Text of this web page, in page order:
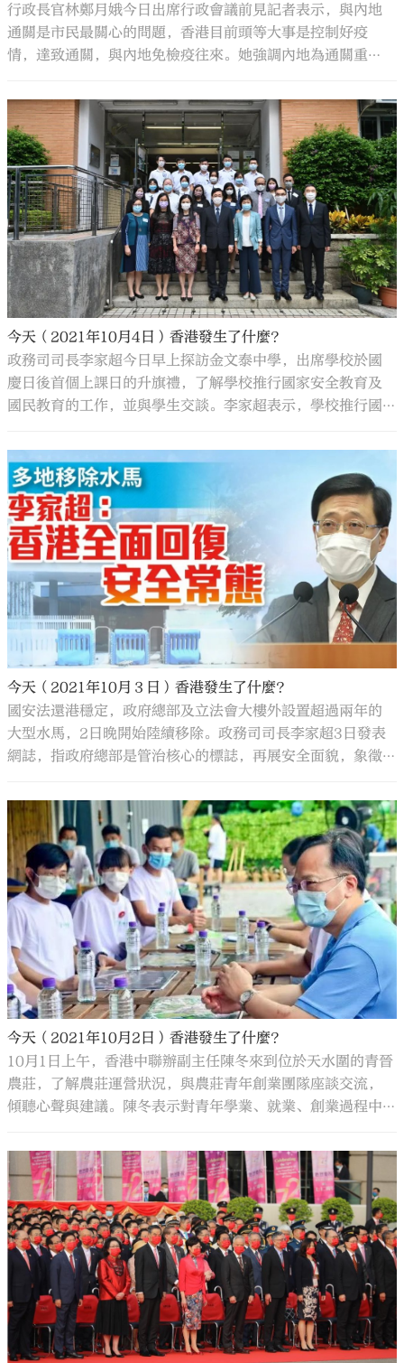
行政長官林鄭月娥今日出席行政會議前見記者表示，與內地
通關是市民最關心的問題，香港目前頭等大事是控制好疫
情，達致通關，與內地免檢疫往來。她強調內地為通關重
同意，因為他們在內地有生意，需要回內地視察。
今天（2021年10月4日）香港發生了什麼？
政務司司長李家超今日早上探訪金文泰中學，出席學校於國
慶日後首個上課日的升旗禮，了解學校推行國家安全教育及
國民教育的工作，並與學生交談。李家超表示，學校推行國
優良文化，以及守法守規的公民為目標，讓學生對作為國家
和中華民族一分子感到自豪，為國家和香港作出貢獻。
今天（2021年10月３日）香港發生了什麼？
國安法還港穩定，政府總部及立法會大樓外設置超過兩年的
大型水馬，2日晚開始陸續移除。政務司司長李家超3日發表
網誌，指政府總部是管治核心的標誌，再展安全面貌，象徵
或即將移除，香港全面回復安全常態。
今天（2021年10月2日）香港發生了什麼？
10月1日上午，香港中聯辦副主任陳冬來到位於天水圍的青晉
農莊，了解農莊運營狀況，與農莊青年創業團隊座談交流，
傾聽心聲與建議。陳冬表示對青年學業、就業、創業過程中